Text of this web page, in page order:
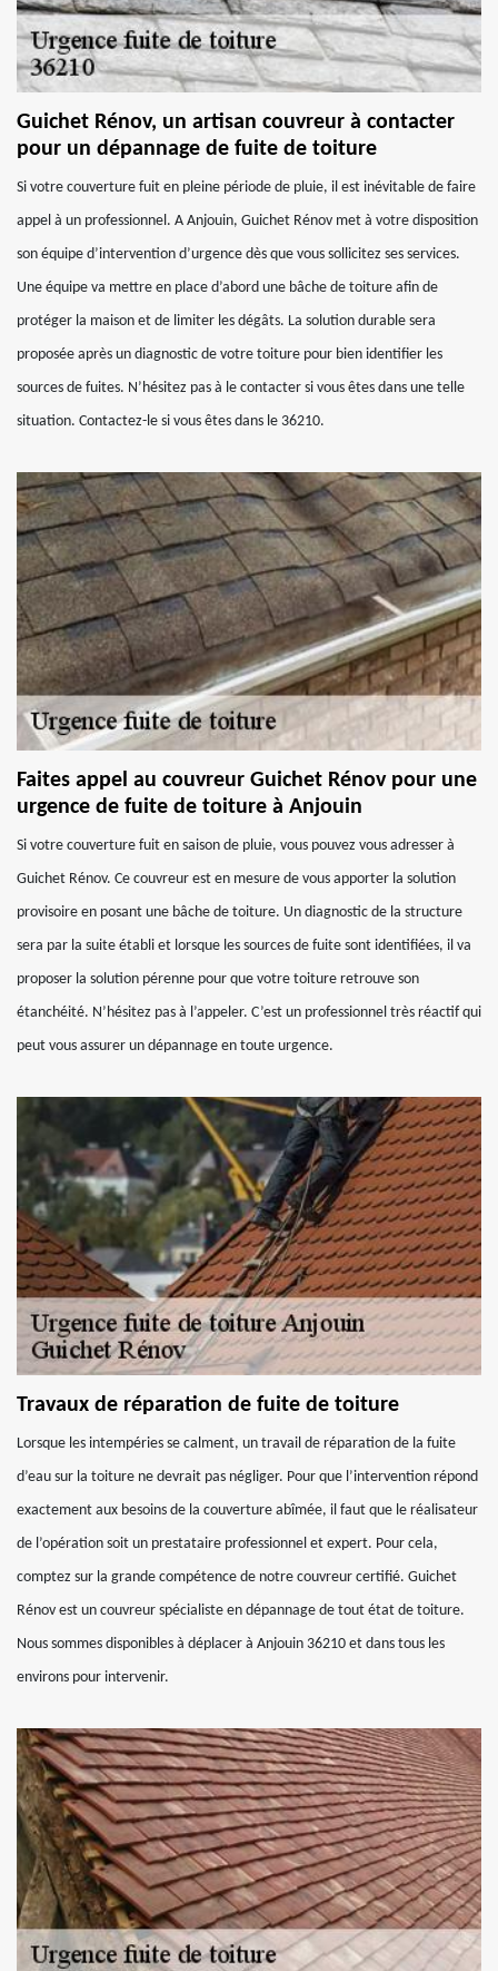
Guichet Rénov, un artisan couvreur à contacter
pour un dépannage de fuite de toiture
Si votre couverture fuit en pleine période de pluie, il est inévitable de faire
appel à un professionnel. A Anjouin, Guichet Rénov met à votre disposition
son équipe d’intervention d’urgence dès que vous sollicitez ses services.
Une équipe va mettre en place d’abord une bâche de toiture afin de
protéger la maison et de limiter les dégâts. La solution durable sera
proposée après un diagnostic de votre toiture pour bien identifier les
sources de fuites. N’hésitez pas à le contacter si vous êtes dans une telle
situation. Contactez-le si vous êtes dans le 36210.
Faites appel au couvreur Guichet Rénov pour une
urgence de fuite de toiture à Anjouin
Si votre couverture fuit en saison de pluie, vous pouvez vous adresser à
Guichet Rénov. Ce couvreur est en mesure de vous apporter la solution
provisoire en posant une bâche de toiture. Un diagnostic de la structure
sera par la suite établi et lorsque les sources de fuite sont identifiées, il va
proposer la solution pérenne pour que votre toiture retrouve son
étanchéité. N’hésitez pas à l’appeler. C’est un professionnel très réactif qui
peut vous assurer un dépannage en toute urgence.
Travaux de réparation de fuite de toiture
Lorsque les intempéries se calment, un travail de réparation de la fuite
d’eau sur la toiture ne devrait pas négliger. Pour que l’intervention répond
exactement aux besoins de la couverture abîmée, il faut que le réalisateur
de l’opération soit un prestataire professionnel et expert. Pour cela,
comptez sur la grande compétence de notre couvreur certifié. Guichet
Rénov est un couvreur spécialiste en dépannage de tout état de toiture.
Nous sommes disponibles à déplacer à Anjouin 36210 et dans tous les
environs pour intervenir.